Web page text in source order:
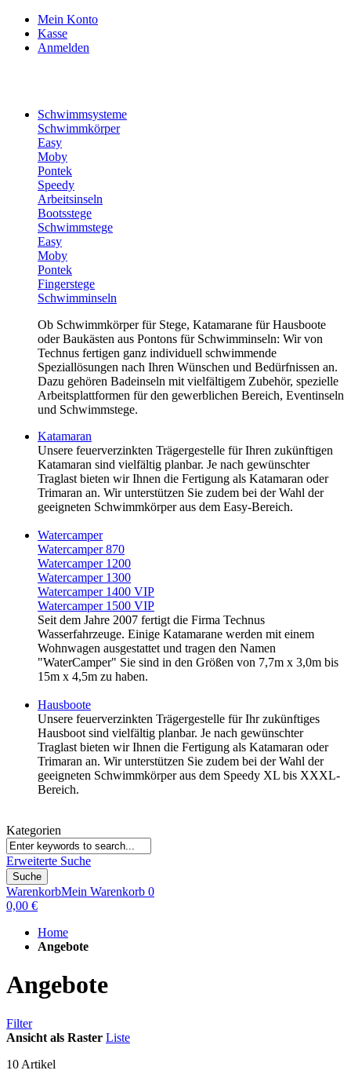
Mein Konto
Kasse
Anmelden
Schwimmsysteme
Schwimmkörper
Easy
Moby
Pontek
Speedy
Arbeitsinseln
Bootsstege
Schwimmstege
Easy
Moby
Pontek
Fingerstege
Schwimminseln
Ob Schwimmkörper für Stege, Katamarane für Hausboote
oder Baukästen aus Pontons für Schwimminseln: Wir von
Technus fertigen ganz individuell schwimmende
Speziallösungen nach Ihren Wünschen und Bedürfnissen an.
Dazu gehören Badeinseln mit vielfältigem Zubehör, spezielle
Arbeitsplattformen für den gewerblichen Bereich, Eventinseln
und Schwimmstege.
Katamaran
Unsere feuerverzinkten Trägergestelle für Ihren zukünftigen
Katamaran sind vielfältig planbar. Je nach gewünschter
Traglast bieten wir Ihnen die Fertigung als Katamaran oder
Trimaran an. Wir unterstützen Sie zudem bei der Wahl der
geeigneten Schwimmkörper aus dem Easy-Bereich.
Watercamper
Watercamper 870
Watercamper 1200
Watercamper 1300
Watercamper 1400 VIP
Watercamper 1500 VIP
Seit dem Jahre 2007 fertigt die Firma Technus
Wasserfahrzeuge. Einige Katamarane werden mit einem
Wohnwagen ausgestattet und tragen den Namen
"WaterCamper" Sie sind in den Größen von 7,7m x 3,0m bis
15m x 4,5m zu haben.
Hausboote
Unsere feuerverzinkten Trägergestelle für Ihr zukünftiges
Hausboot sind vielfältig planbar. Je nach gewünschter
Traglast bieten wir Ihnen die Fertigung als Katamaran oder
Trimaran an. Wir unterstützen Sie zudem bei der Wahl der
geeigneten Schwimmkörper aus dem Speedy XL bis XXXL-
Bereich.
Kategorien
Erweiterte Suche
Suche
WarenkorbMein Warenkorb 0
0,00 €
Home
Angebote
Angebote
Filter
Ansicht als Raster Liste
10 Artikel